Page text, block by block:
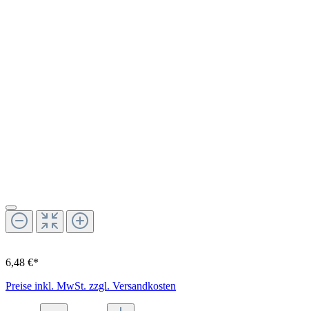
6,48 €*
Preise inkl. MwSt. zzgl. Versandkosten